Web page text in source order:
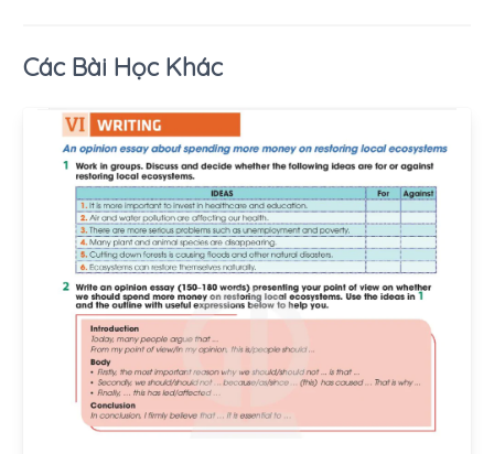
Các Bài Học Khác